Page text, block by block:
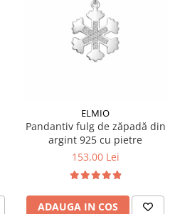
ELMIO
Pandantiv fulg de zăpadă din
argint 925 cu pietre
153,00 Lei
ADAUGA IN COS